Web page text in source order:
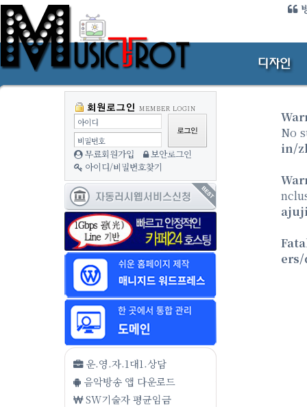
아이디
비밀번호
무료회원가입
보안로그인
아이디/비밀번호찾기
운.영.자.1대1.상담
음악방송 앱 다운로드
SW기술자 평균임금
No
in/